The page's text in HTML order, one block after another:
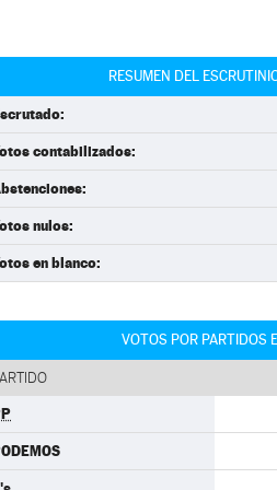
RESUMEN DEL
contabilizados:
nulos:
en blanco:
VOTOS POR PARTIDOS